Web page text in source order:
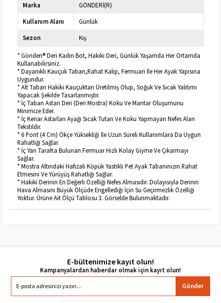
Marka
GÖNDERİ(R)
Kullanım Alanı
Günlük
Sezon
Kış
* Gönderi® Deri Kadın Bot, Hakiki Deri, Günlük Yaşamda Her Ortamda
Kullanabilirsiniz.
* Dayanıklı Kauçuk Taban,Rahat Kalıp, Fermuarı İle Her Ayak Yapısına
Uygundur.
* Alt Taban Hakiki Kauçuktan Üretilmiş Olup, Soğuk Ve Sıcak Yalıtımı
Yapacak Şekilde Tasarlanmıştır.
* İç Taban Astarı Deri (Deri Mostra) Koku Ve Mantar Oluşumunu
Minimize Eder.
* İç Kenar Astarları Ayağı Sıcak Tutan Ve Koku Yapmayan Nefes Alan
Tekstildir.
* 6 Pont (4 Cm) Ökçe Yüksekliği İle Uzun Süreli Kullanımlara Da Uygun
Rahatlığı Sağlar.
* İç Yan Tarafta Bulunan Fermuar Hızlı Kolay Giyme Ve Çıkarmayı
Sağlar.
* Mostra Altındaki Hafızalı Köpük Yastıklı Pet Ayak Tabanınızın Rahat
Etmesini Ve Yürüyüş Rahatlığı Sağlar.
* Hakiki Derinin En Değerli Özelliği Nefes Almasıdır. Dolayısıyla Derinin
Hava Almasını Büyük Ölçüde Engellediği İçin Su Geçirmezlik Özelliği
Yoktur. Ürüne Ait Ölçü Tablosu 3. Görselde Bulunmaktadır.
E-bültenimize kayıt olun!
Gönder